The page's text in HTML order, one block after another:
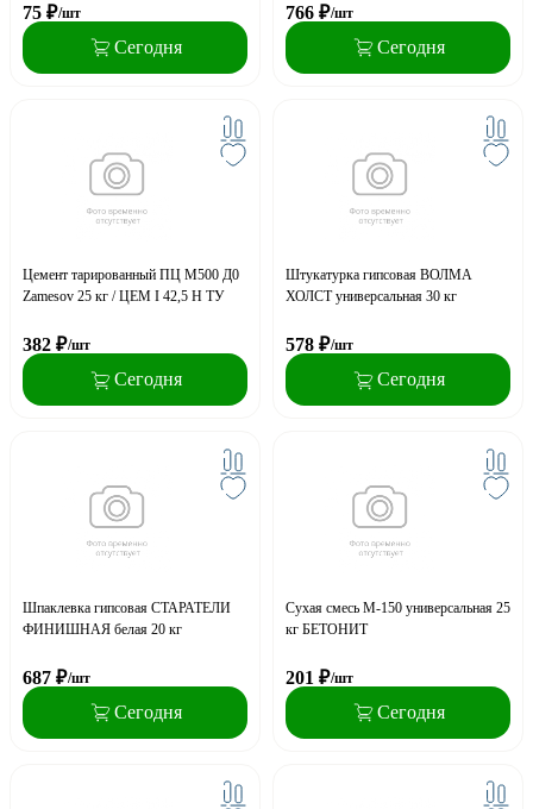
75 ₽/шт
Сегодня
766 ₽/шт
Сегодня
Цемент тарированный ПЦ М500 Д0
Zamesov 25 кг / ЦЕМ I 42,5 Н ТУ
382 ₽/шт
Сегодня
Штукатурка гипсовая ВОЛМА
ХОЛСТ универсальная 30 кг
578 ₽/шт
Сегодня
Шпаклевка гипсовая СТАРАТЕЛИ
ФИНИШНАЯ белая 20 кг
687 ₽/шт
Сегодня
Сухая смесь М-150 универсальная 25
кг БЕТОНИТ
201 ₽/шт
Сегодня